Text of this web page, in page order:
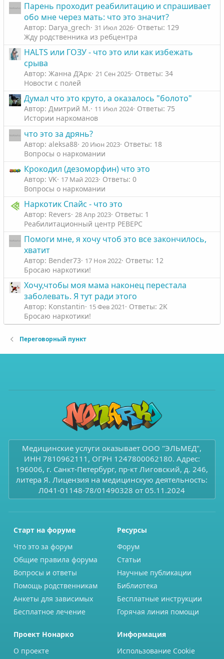
Парень проходит реабилитацию и спрашивает
обо мне через мать: что это значит?
Автор: Darya_grech 31 Июл 2026 Ответы: 129
Жду родственника из ребцентра
HALTS или ГОЗУ - что это или как избежать
срыва
Автор: Жанна Д’Арк 21 Сен 2025 Ответы: 34
Новости с полей
Думал что это круто, а оказалось "болото"
Автор: Дмитрий М. 11 Июл 2024 Ответы: 75
Истории наркоманов
что это за дрянь?
Автор: aleksa88 20 Июн 2023 Ответы: 18
Вопросы о наркомании
Крокодил (дезоморфин) что это
Автор: VK 17 Май 2023 Ответы: 0
Вопросы о наркомании
Наркотик Спайс - что это
Автор: Revers 28 Апр 2023 Ответы: 1
Реабилитационный центр РЕВЕРС
Помоги мне, я хочу чтоб это все закончилось,
хватит
Автор: Bender73 17 Ноя 2022 Ответы: 12
Бросаю наркотики!
Хочу,чтобы моя мама наконец перестала
заболевать. Я тут ради этого
Автор: Konstantin 15 Фев 2021
Ответы: 2K
Бросаю наркотики!
Переговорный пункт
Медицинские услуги оказывает ООО "ЭЛЬМЕД",
ИНН 7810962111, ОГРН 1247800062180. Адрес:
196006, г. Санкт-Петербург, пр-кт Лиговский, д. 246,
литера Я. Лицензия на медицинскую деятельность:
Л041-01148-78/01490328 от 05.11.2024
Старт на форуме
Что это за форум
Общие правила форума
Вопросы и ответы
Помощь родственникам
Анкеты для зависимых
Бесплатное лечение
Ресурсы
Форум
Статьи
Научные публикации
Библиотека
Бесплатные инструкции
Горячая линия помощи
Проект Нонарко
О проекте
Информация
Использование Cookie